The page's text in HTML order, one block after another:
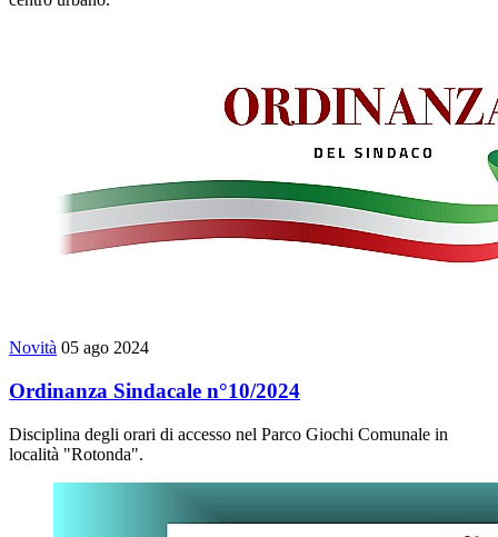
Novità 05 ago 2024
Ordinanza Sindacale n°10/2024
Disciplina degli orari di accesso nel Parco Giochi Comunale in
località "Rotonda".